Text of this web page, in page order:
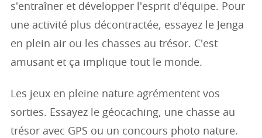
s'entraîner et développer l'esprit d'équipe. Pour
une activité plus décontractée, essayez le Jenga
en plein air ou les chasses au trésor. C'est
amusant et ça implique tout le monde.
Les jeux en pleine nature agrémentent vos
sorties. Essayez le géocaching, une chasse au
trésor avec GPS ou un concours photo nature.